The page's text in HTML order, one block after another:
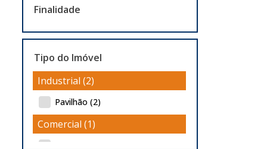
Finalidade
Tipo do Imóvel
Industrial (2)
Pavilhão (2)
Comercial (1)